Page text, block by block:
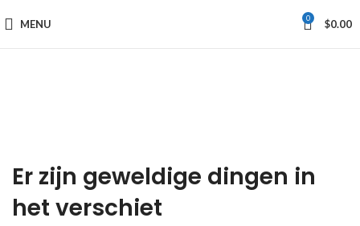
MENU 0 $0.00
Er zijn geweldige dingen in
het verschiet